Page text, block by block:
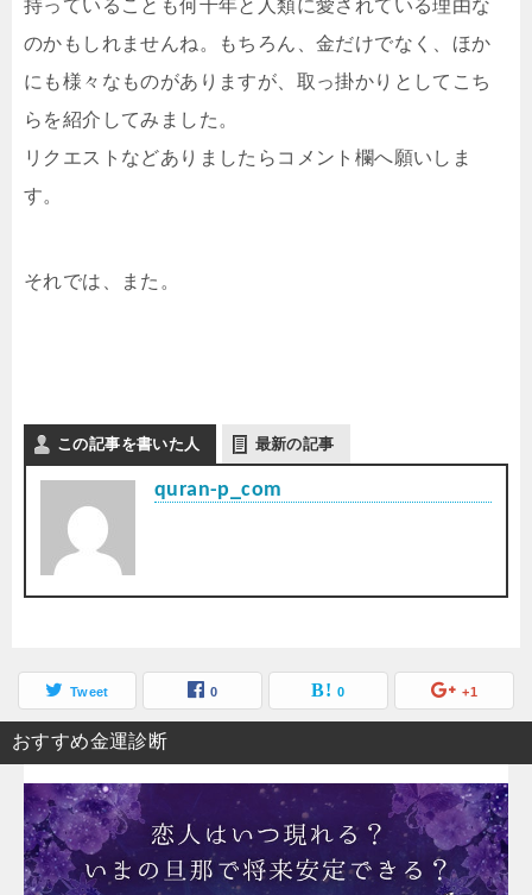
持っていることも何千年と人類に愛されている理由な
のかもしれませんね。もちろん、金だけでなく、ほか
にも様々なものがありますが、取っ掛かりとしてこち
らを紹介してみました。
リクエストなどありましたらコメント欄へ願いしま
す。
それでは、また。
この記事を書いた人 最新の記事
quran-p_com
Tweet 0 0 +1
おすすめ金運診断